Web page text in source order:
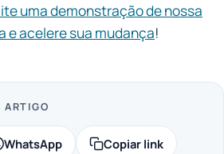
uma demonstração de nossa
e acelere sua mudança!
ARTIGO
WhatsApp Copiar link